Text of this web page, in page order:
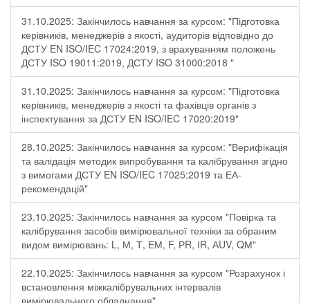
31.10.2025: Закінчилось навчання за курсом: "Підготовка
керівників, менеджерів з якості, аудиторів відповідно до
ДСТУ EN ISO/IEC 17024:2019, з врахуванням положень
ДСТУ ISO 19011:2019, ДСТУ ISO 31000:2018 "
31.10.2025: Закінчилось навчання за курсом: "Підготовка
керівників, менеджерів з якості та фахівців органів з
інспектування за ДСТУ EN ISO/IEC 17020:2019"
28.10.2025: Закінчилось навчання за курсом: "Верифікація
та валідація методик випробування та калібрування згідно
з вимогами ДСТУ EN ISO/IEC 17025:2019 та ЕА-
рекомендацій"
23.10.2025: Закінчилось навчання за курсом "Повірка та
калібрування засобів вимірювальної техніки за обраним
видом вимірювань: L, М, Т, ЕМ, F, РR, ІR, АUV, QМ"
22.10.2025: Закінчилось навчання за курсом "Розрахунок і
встановлення міжкалібрувальних інтервалів
вимірювального обладнання"